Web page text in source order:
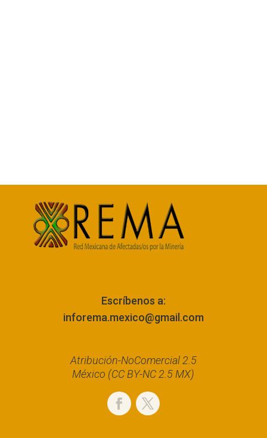
Escríbenos a:
inforema.mexico@gmail.com
Atribución-NoComercial 2.5
México (CC BY-NC 2.5 MX)